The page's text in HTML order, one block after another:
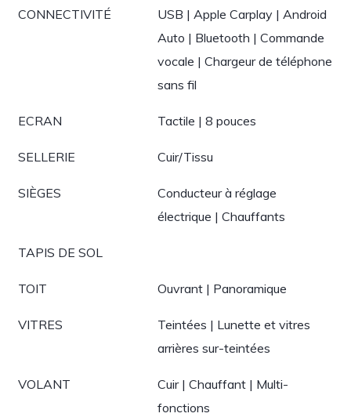
CONNECTIVITÉ
USB | Apple Carplay | Android
Auto | Bluetooth | Commande
vocale | Chargeur de téléphone
sans fil
ECRAN Tactile | 8 pouces
SELLERIE Cuir/Tissu
SIÈGES
Conducteur à réglage
électrique | Chauffants
TAPIS DE SOL
TOIT Ouvrant | Panoramique
VITRES
Teintées | Lunette et vitres
arrières sur-teintées
VOLANT
Cuir | Chauffant | Multi-
fonctions